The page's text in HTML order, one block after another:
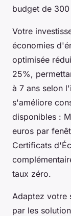
budget de
Votre
économies
optimisée
25%,
à 7 ans selon
s'améliore
disponibles :
euros par
Certificats
taux zéro.
Adaptez votre
par les